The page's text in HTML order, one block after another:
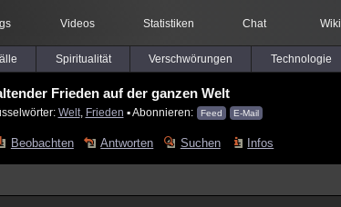
Videos Statistiken Chat Wiki
Spiritualität Verschwörungen Technologie
Frieden auf der ganzen Welt
Welt, Frieden ▪ Abonnieren: Feed E-Mail
Beobachten Antworten Suchen Infos